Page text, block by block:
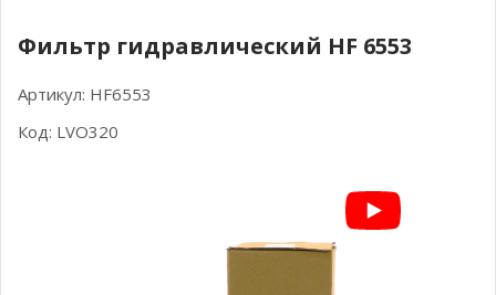
Фильтр гидравлический HF 6553
Артикул: HF6553
Код: LVO320